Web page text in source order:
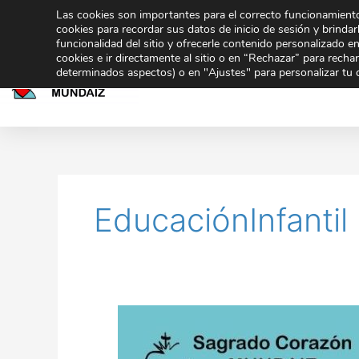
943 32 70 02 secretaria@gmundaiz.com
Inicio Educación
EducaciónInfantil
Las cookies son importantes para el correcto
cookies para recordar sus datos de inicio de sesión y
funcionalidad del sitio y ofrecerle contenido personalizado
cookies e ir directamente al sitio o en “Rechazar” para
determinados aspectos) o en "Ajustes" para personalizar tu